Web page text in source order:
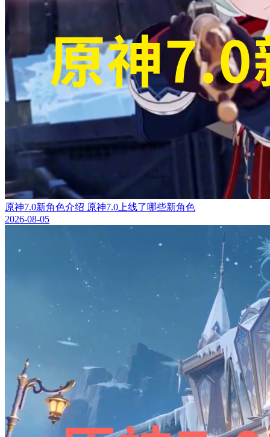
原神7.0新角色介绍 原神7.0上线了哪些新角色
2026-08-05